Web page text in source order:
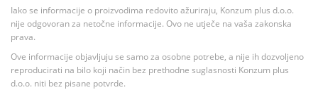
Iako se informacije o proizvodima redovito ažuriraju, Konzum plus d.o.o.
nije odgovoran za netočne informacije. Ovo ne utječe na vaša zakonska
prava.
Ove informacije objavljuju se samo za osobne potrebe, a nije ih dozvoljeno
reproducirati na bilo koji način bez prethodne suglasnosti Konzum plus
d.o.o. niti bez pisane potvrde.